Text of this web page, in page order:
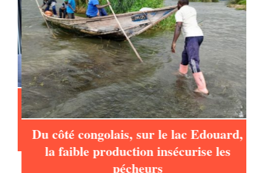
Du côté congolais, sur le lac Edouard,
la faible production insécurise les
pécheurs